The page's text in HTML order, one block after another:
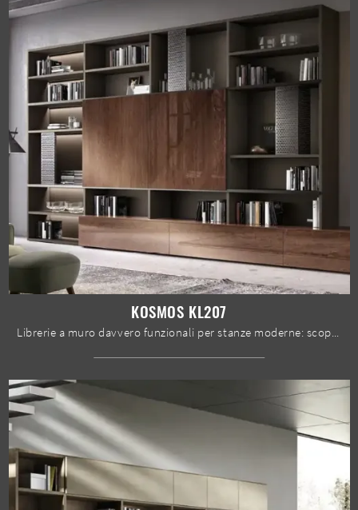
KOSMOS KL207
Librerie a muro davvero funzionali per stanze moderne: scopri di più sul modello Kosmos KL207 della marca Moretti Compact Giorno Notte!